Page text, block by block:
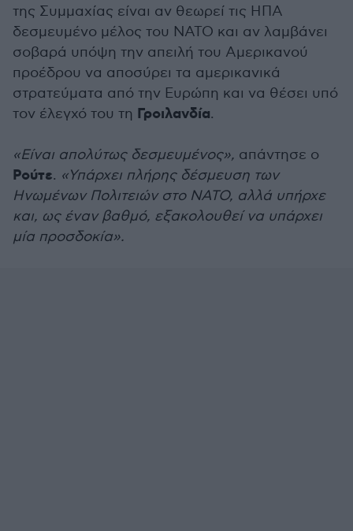
της Συμμαχίας είναι αν θεωρεί τις ΗΠΑ
δεσμευμένο μέλος του ΝΑΤΟ και αν λαμβάνει
σοβαρά υπόψη την απειλή του Αμερικανού
προέδρου να αποσύρει τα αμερικανικά
στρατεύματα από την Ευρώπη και να θέσει υπό
τον έλεγχό του τη Γροιλανδία.
«Είναι απολύτως δεσμευμένος», απάντησε ο
Ρούτε. «Υπάρχει πλήρης δέσμευση των
Ηνωμένων Πολιτειών στο ΝΑΤΟ, αλλά υπήρχε
και, ως έναν βαθμό, εξακολουθεί να υπάρχει
μία προσδοκία».